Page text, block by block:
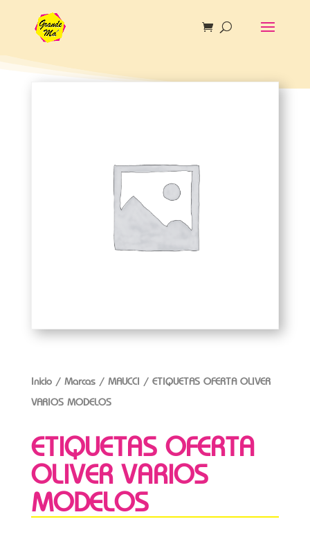
Inicio/ Marcas/ MAUCCI / ETIQUETAS OFERTA OLIVER
VARIOS MODELOS
ETIQUETAS OFERTA
OLIVER VARIOS
MODELOS